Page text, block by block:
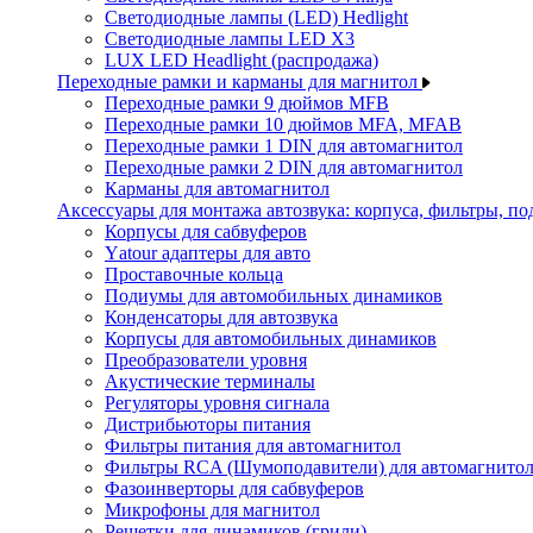
Светодиодные лампы (LED) Hedlight
Светодиодные лампы LED X3
LUX LED Headlight (распродажа)
Переходные рамки и карманы для магнитол
Переходные рамки 9 дюймов MFB
Переходные рамки 10 дюймов MFA, MFAB
Переходные рамки 1 DIN для автомагнитол
Переходные рамки 2 DIN для автомагнитол
Карманы для автомагнитол
Аксессуары для монтажа автозвука: корпуса, фильтры,
Корпусы для сабвуферов
Yаtour адаптеры для авто
Проставочные кольца
Подиумы для автомобильных динамиков
Конденсаторы для автозвука
Корпусы для автомобильных динамиков
Преобразователи уровня
Акустические терминалы
Регуляторы уровня сигнала
Дистрибьюторы питания
Фильтры питания для автомагнитол
Фильтры RCA (Шумоподавители) для автомагнитол
Фазоинверторы для сабвуферов
Микрофоны для магнитол